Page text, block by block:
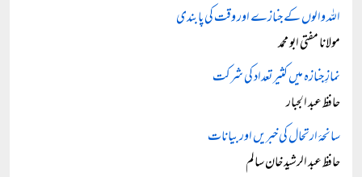
اللہ والوں کے جنازے اور وقت کی پابندی
مولانا مفتی ابو محمد
نمازِ جنازہ میں کثیر تعداد کی شرکت
حافظ عبد الجبار
سانحۂ ارتحال کی خبریں اور بیانات
حافظ عبد الرشید خان سالم